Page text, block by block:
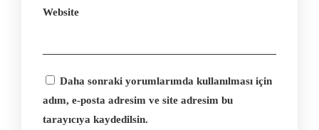
Website
Daha sonraki yorumlarımda kullanılması için
adım, e-posta adresim ve site adresim bu
tarayıcıya kaydedilsin.